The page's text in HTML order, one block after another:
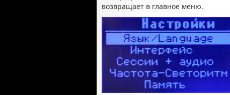
возвращает в главное меню.